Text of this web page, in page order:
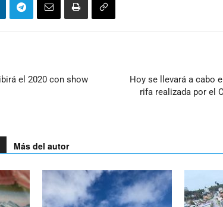
el 2020 con show
Hoy se llevará a cabo
rifa realizada por el
Más del autor